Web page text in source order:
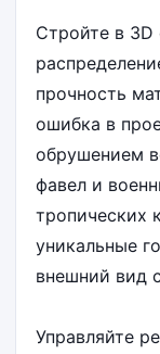
Стройте в 3D
прочность
ошибка в
обрушением
фавел и
тропических
уникальные
внешний вид
Управляйте